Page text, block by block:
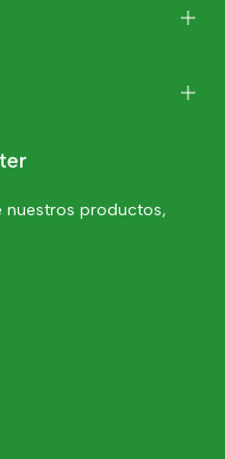
nuestros productos,